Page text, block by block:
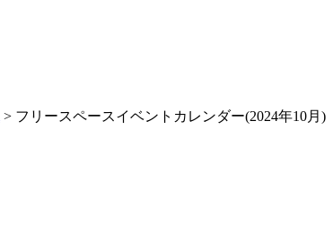
> フリースペースイベントカレンダー(2024年10月)